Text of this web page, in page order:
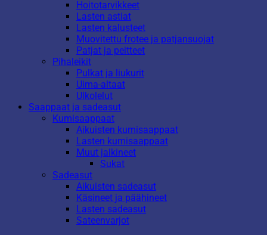
Hoitotarvikkeet
Lasten astiat
Lasten kalusteet
Muovitettu frotee ja patjansuojat
Patjat ja peitteet
Pihaleikit
Pulkat ja liukurit
Uima-altaat
Ulkolelut
Saappaat ja sadeasut
Kumisaappaat
Aikuisten kumisaappaat
Lasten kumisaappaat
Muut jalkineet
Sukat
Sadeasut
Aikuisten sadeasut
Käsineet ja päähineet
Lasten sadeasut
Sateenvarjot